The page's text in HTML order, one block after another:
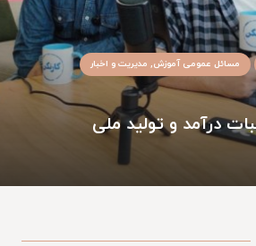
مسائل عمومی آموزش, مدیریت و اخبار
درآمد و تولید ملی